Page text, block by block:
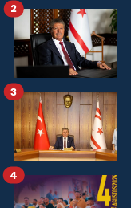
2
3
4